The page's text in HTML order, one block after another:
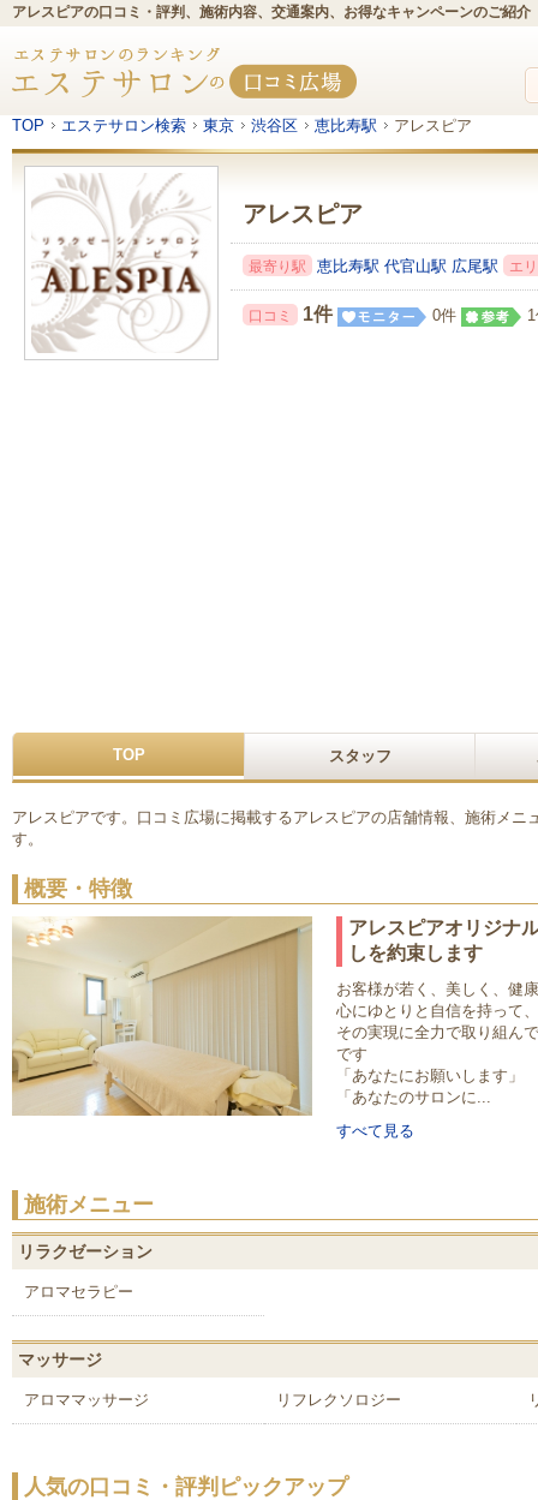
アレスピアの口コミ・評判、施術内容、交通案内、お得なキャンペーンのご紹介
TOP エステサロン検索 東京 渋谷区 恵比寿駅 アレスピア
アレスピア
最寄り駅 恵比寿駅 代官山駅 広尾駅 エ
口コミ 1件 0件
TOP スタッフ
アレスピアです。口コミ広場に掲載するアレスピアの店舗情報、施術メニ
す。
概要・特徴
アレスピアオリジナ
しを約束します
お客様が若く、美しく、健
心にゆとりと自信を持って
その実現に全力で取り組ん
です
「あなたにお願いします」
「あなたのサロンに...
すべて見る
施術メニュー
リラクゼーション
アロマセラピー
マッサージ
アロママッサージ リフレクソロジー
人気の口コミ・評判ピックアップ